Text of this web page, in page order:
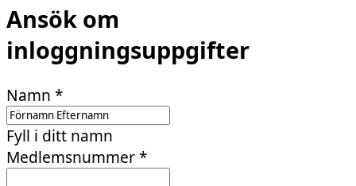
Ansök om
inloggningsuppgifter
Namn *
Fyll i ditt namn
Medlemsnummer*